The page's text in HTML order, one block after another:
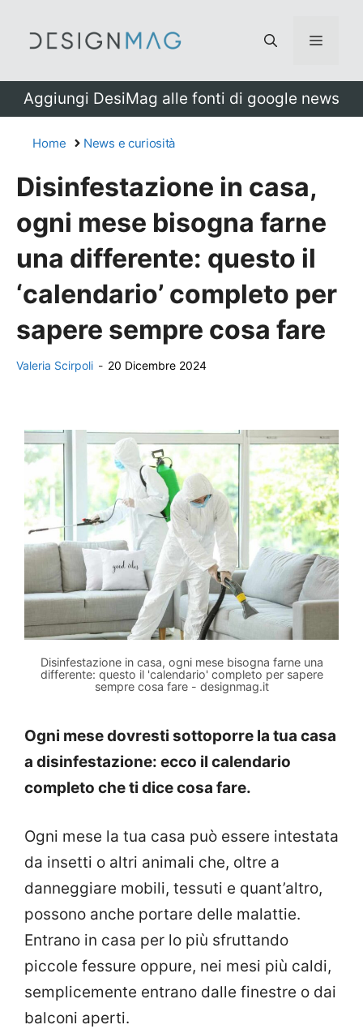
Menu
Aggiungi DesiMag alle fonti di google news
Home News e curiosità
Disinfestazione in casa,
ogni mese bisogna farne
una differente: questo il
‘calendario’ completo per
sapere sempre cosa fare
Valeria Scirpoli - 20 Dicembre 2024
Disinfestazione in casa, ogni mese bisogna farne una
differente: questo il 'calendario' completo per sapere
sempre cosa fare - designmag.it
Ogni mese dovresti sottoporre la tua casa
a disinfestazione: ecco il calendario
completo che ti dice cosa fare.
Ogni mese la tua casa può essere intestata
da insetti o altri animali che, oltre a
danneggiare mobili, tessuti e quant’altro,
possono anche portare delle malattie.
Entrano in casa per lo più sfruttando
piccole fessure oppure, nei mesi più caldi,
semplicemente entrano dalle finestre o dai
balconi aperti.